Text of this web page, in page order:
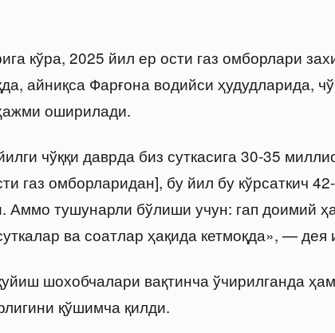
кўра, 2025 йил ер ости газ омборлари
айниқса Фарғона водийси ҳудудларида,
оширилади.
чўққи даврда биз суткасига 30-35
газ омборларидан], бу йил бу кўрсаткич
Аммо тушунарли бўлиши учун: гап доимий
ва соатлар ҳақида кетмоқда», — дея
шохобчалари вақтинча ўчирилганда
қўшимча қилди.